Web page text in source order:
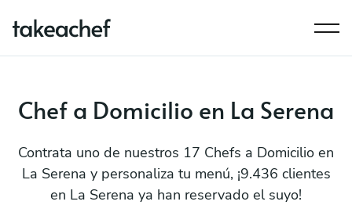
Chef a Domicilio en La Serena
Contrata uno de nuestros 17 Chefs a Domicilio en
La Serena y personaliza tu menú, ¡9.436 clientes
en La Serena ya han reservado el suyo!